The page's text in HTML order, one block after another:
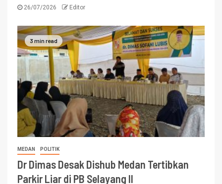
26/07/2026 Editor
3 min read
MEDAN POLITIK
Dr Dimas Desak Dishub Medan Tertibkan
Parkir Liar di PB Selayang II